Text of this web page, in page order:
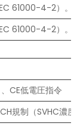
61000-4-2）。
61000-4-2）。
CE低電圧指令
規制（SVHC濃度